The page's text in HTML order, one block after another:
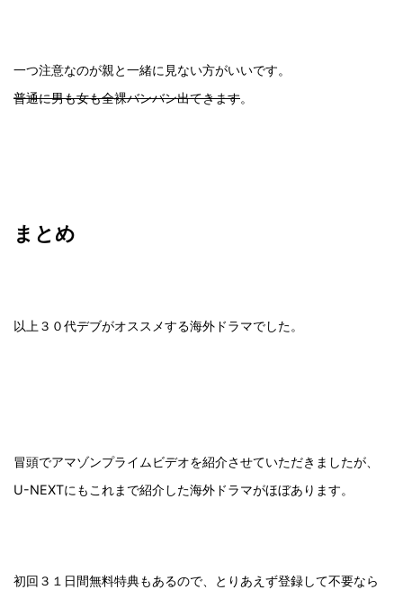
一つ注意なのが親と一緒に見ない方がいいです。
普通に男も女も全裸バンバン出てきます。
まとめ
以上３０代デブがオススメする海外ドラマでした。
冒頭でアマゾンプライムビデオを紹介させていただきましたが、
U-NEXTにもこれまで紹介した海外ドラマがほぼあります。
初回３１日間無料特典もあるので、とりあえず登録して不要なら